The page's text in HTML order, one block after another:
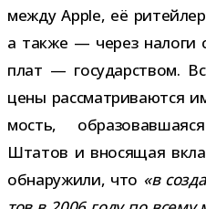
между Apple, её
а также — через
плат — госу­дар­ством.
цены рас­смат­ри­ва­ются
мость,
Штатов и вно­ся­щая
обна­ру­жили, что «в